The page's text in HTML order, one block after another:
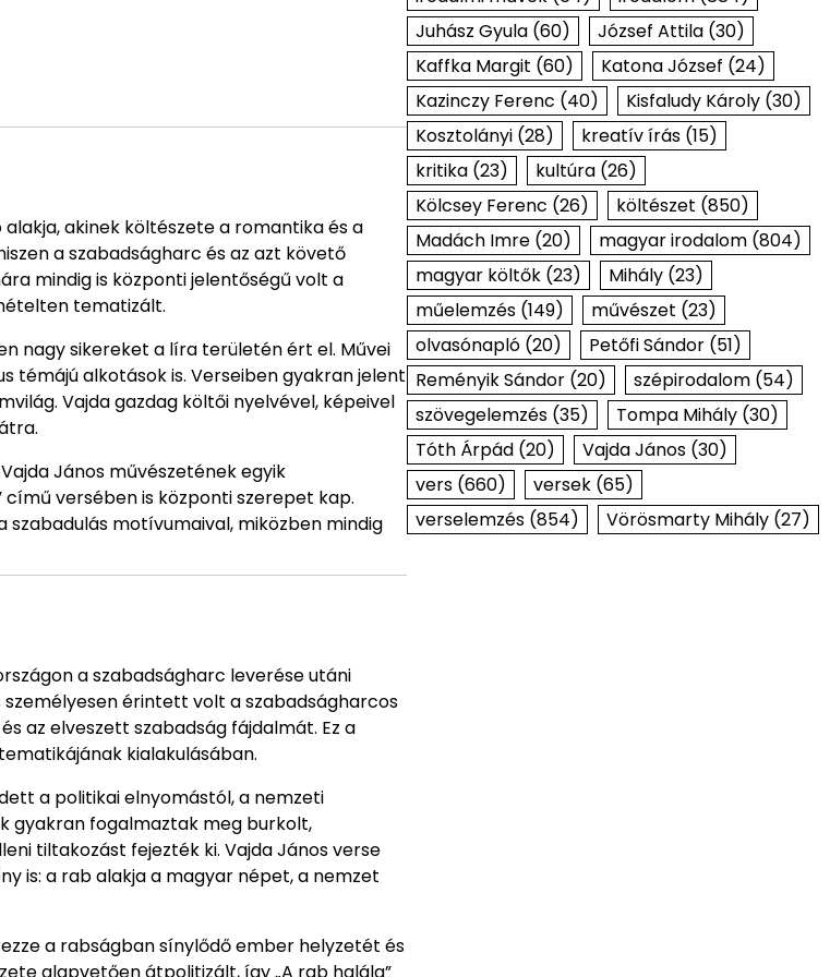
alakja, akinek költészete a romantika és a
a szabadságharc és az azt követő
mindig is központi jelentőségű volt a
tematizált.
nagy sikereket a líra területén ért el. Művei
témájú alkotások is. Verseiben gyakran jelent
Vajda gazdag költői nyelvével, képeivel
János művészetének egyik
című versében is központi szerepet kap.
motívumaival, miközben mindig
a szabadságharc leverése utáni
érintett volt a szabadságharcos
az elveszett szabadság fájdalmát. Ez a
kialakulásában.
a politikai elnyomástól, a nemzeti
gyakran fogalmaztak meg burkolt,
tiltakozást fejezték ki. Vajda János verse
is: a rab alakja a magyar népet, a nemzet
a rabságban sínylődő ember helyzetét és
alapvetően átpolitizált, így „A rab halála”
Juhász Gyula(60) József Attila(30)
Kaffka Margit (60) Katona József (24)
Kazinczy Ferenc (40) Kisfaludy Károly(30)
Kosztolányi(28) kreatív írás(15)
kritika(23) kultúra(26)
Kölcsey Ferenc (26) költészet (850)
Madách Imre(20) magyar irodalom(804)
magyar költők(23) Mihály(23)
műelemzés(149) művészet (23)
olvasónapló(20) Petőfi Sándor(51)
Reményik Sándor(20) szépirodalom(54)
szövegelemzés(35) Tompa Mihály(30)
Tóth Árpád(20) Vajda János(30)
vers(660) versek(65)
verselemzés(854) Vörösmarty Mihály(27)